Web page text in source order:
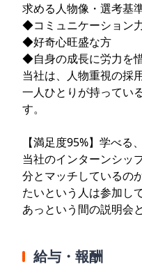
求める人物像・選考基
◆コミュニケーション
◆好奇心旺盛な方
◆自身の成長に労力を
当社は、人物重視の採
一人ひとりが持ってい
す。
【満足度95%】学べる
当社のインターンシッ
分とマッチしているの
たいという人は参加し
あっという間の説明会
給与・報酬